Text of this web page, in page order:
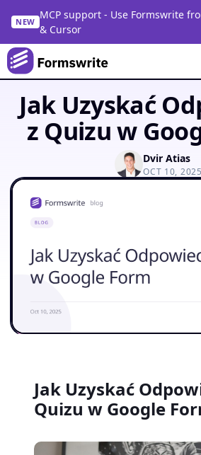
NEW
MCP support - Use Formswrite
& Cursor
Jak Uzyskać
z Quizu w
Dvir Atias
OCT 10, 2025
Jak Uzyskać
Quizu w Google